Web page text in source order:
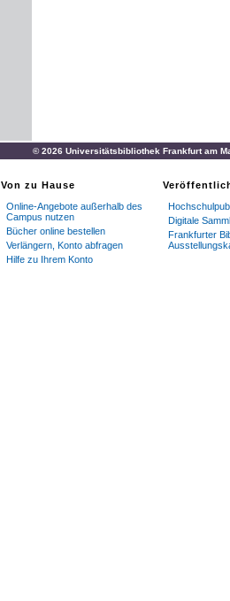
© 2026 Universitätsbibliothek Frankfurt am
Von zu Hause
Online-Angebote außerhalb des
Campus nutzen
Bücher online bestellen
Verlängern, Konto abfragen
Hilfe zu Ihrem Konto
Digitale
Frankfurter